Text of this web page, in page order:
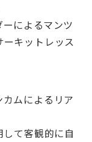
によるマンツ
キットレッス
ムによるリア
て客観的に自